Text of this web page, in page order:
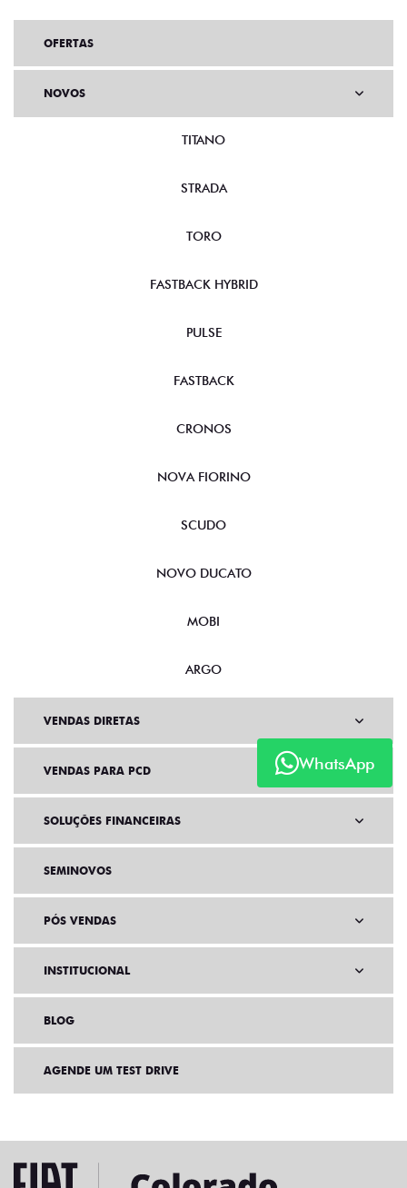
WhatsApp
OFERTAS
NOVOS
TITANO
STRADA
TORO
FASTBACK HYBRID
PULSE
FASTBACK
CRONOS
NOVA FIORINO
SCUDO
NOVO DUCATO
MOBI
ARGO
VENDAS DIRETAS
VENDAS PARA PCD
SOLUÇÕES FINANCEIRAS
SEMINOVOS
PÓS VENDAS
INSTITUCIONAL
BLOG
AGENDE UM TEST DRIVE